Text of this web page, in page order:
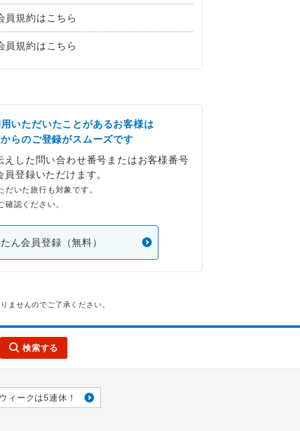
員規約はこちら
員規約はこちら
いただいたことがあるお客様は
らのご登録がスムーズです
えした問い合わせ番号またはお客様番号
登録いただけます。
いた旅行も対象です。
認ください。
ん会員登録（無料）
ませんのでご了承ください。
検索する
ィークは5連休！